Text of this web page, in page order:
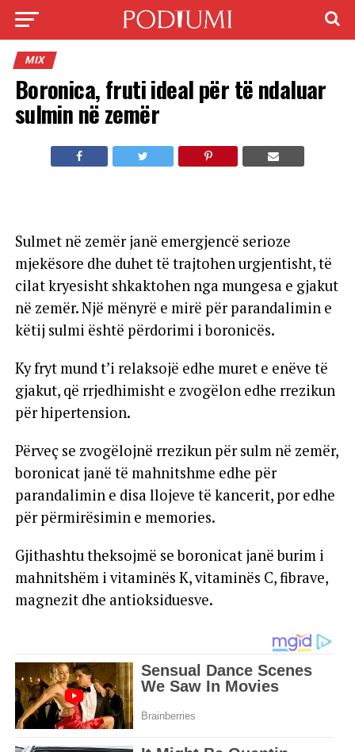
MIX
Boronica, fruti ideal për të ndaluar
sulmin në zemër
Sulmet në zemër janë emergjencë serioze
mjekësore dhe duhet të trajtohen urgjentisht, të
cilat kryesisht shkaktohen nga mungesa e gjakut
në zemër. Një mënyrë e mirë për parandalimin e
këtij sulmi është përdorimi i boronicës.
Ky fryt mund t’i relaksojë edhe muret e enëve të
gjakut, që rrjedhimisht e zvogëlon edhe rrezikun
për hipertension.
Përveç se zvogëlojnë rrezikun për sulm në zemër,
boronicat janë të mahnitshme edhe për
parandalimin e disa llojeve të kancerit, por edhe
për përmirësimin e memories.
Gjithashtu theksojmë se boronicat janë burim i
mahnitshëm i vitaminës K, vitaminës C, fibrave,
magnezit dhe antioksiduesve.